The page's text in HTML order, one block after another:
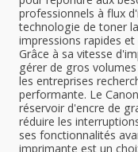
professionnels à flux
technologie de toner
impressions rapides
Grâce à sa vitesse
gérer de gros
les entreprises
performante. Le
réservoir d'encre de
réduire les
ses fonctionnalités
imprimante est un